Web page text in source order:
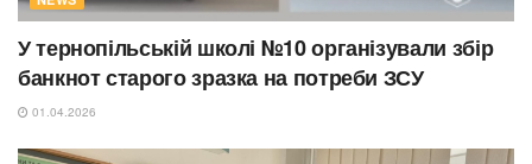
У тернопільській школі №10 організували збір
банкнот старого зразка на потреби ЗСУ
01.04.2026